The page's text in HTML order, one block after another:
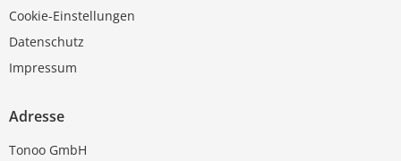
Cookie-Einstellungen
Datenschutz
Impressum
Adresse
Tonoo GmbH